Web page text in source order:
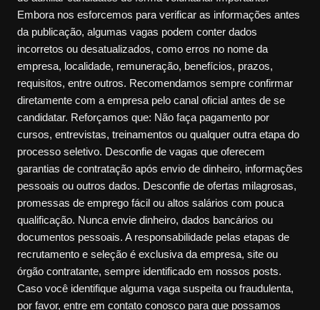
Embora nos esforcemos para verificar as informações antes
da publicação, algumas vagas podem conter dados
incorretos ou desatualizados, como erros no nome da
empresa, localidade, remuneração, benefícios, prazos,
requisitos, entre outros. Recomendamos sempre confirmar
diretamente com a empresa pelo canal oficial antes de se
candidatar. Reforçamos que: Não faça pagamento por
cursos, entrevistas, treinamentos ou qualquer outra etapa do
processo seletivo. Desconfie de vagas que oferecem
garantias de contratação após envio de dinheiro, informações
pessoais ou outros dados. Desconfie de ofertas milagrosas,
promessas de emprego fácil ou altos salários com pouca
qualificação. Nunca envie dinheiro, dados bancários ou
documentos pessoais. A responsabilidade pelas etapas de
recrutamento e seleção é exclusiva da empresa, site ou
órgão contratante, sempre identificado em nossos posts.
Caso você identifique alguma vaga suspeita ou fraudulenta,
por favor, entre em contato conosco para que possamos